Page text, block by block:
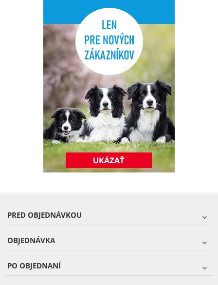
PRED OBJEDNÁVKOU
OBJEDNÁVKA
PO OBJEDNANÍ